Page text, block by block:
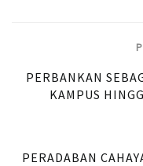
PERBANKAN
KAMPUS
PERADABAN